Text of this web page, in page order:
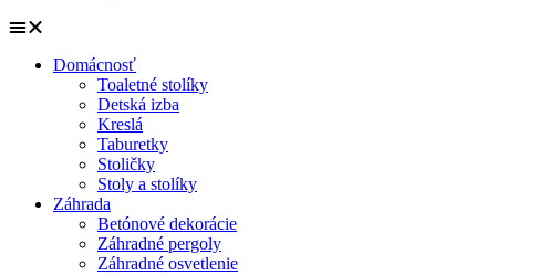
Domácnosť
Toaletné stolíky
Detská izba
Kreslá
Taburetky
Stoličky
Stoly a stolíky
Záhrada
Betónové dekorácie
Záhradné pergoly
Záhradné osvetlenie